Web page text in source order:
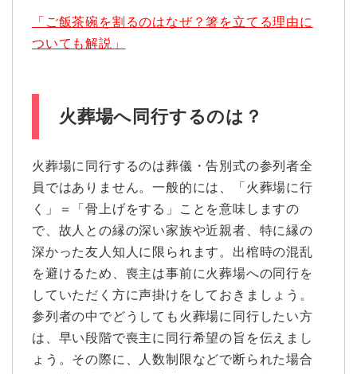
「ご飯茶碗を割るのはなぜ？箸を立てる理由に
ついても解説」
火葬場へ同行するのは？
火葬場に同行するのは葬儀・告別式の参列者全
員ではありません。一般的には、「火葬場に行
く」＝「骨上げをする」ことを意味しますの
で、故人との縁の深い家族や近親者、特に縁の
深かった友人知人に限られます。出棺時の混乱
を避けるため、喪主は事前に火葬場への同行を
していただく方に声掛けをしておきましょう。
参列者の中でどうしても火葬場に同行したい方
は、早い段階で喪主に同行希望の旨を伝えまし
ょう。その際に、人数制限などで断られた場合